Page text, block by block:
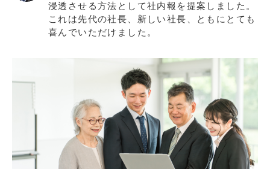
浸透させる方法として社内報を提案しました。
これは先代の社長、新しい社長、ともにとても
喜んでいただけました。